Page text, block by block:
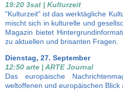
19:20 3sat | Kulturzeit
"Kulturzeit" ist das werktägliche
mischt sich in kulturelle und
Magazin bietet
zu aktuellen und brisanten Fragen.
Dienstag, 27. September
12:50 arte | ARTE Journal
Das europäische
weltoffenen und europäischen Blick